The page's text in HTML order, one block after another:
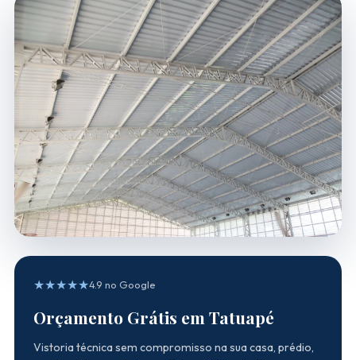
★★★★★4.9 no Google
Orçamento Grátis em Tatuapé
Vistoria técnica sem compromisso na sua casa, prédio,